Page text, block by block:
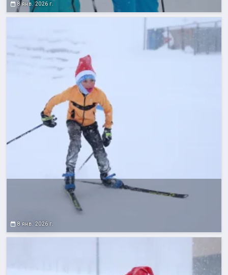
8 янв. 2026 г.
8 янв. 2026 г.